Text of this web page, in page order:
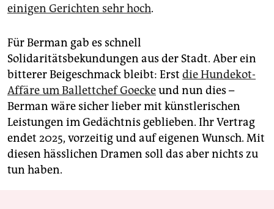
einigen Gerichten sehr hoch.
Für Berman gab es schnell
Solidaritätsbekundungen aus der Stadt. Aber ein
bitterer Beigeschmack bleibt: Erst die Hundekot-
Affäre um Ballettchef Goeckeund nun dies –
Berman wäre sicher lieber mit künstlerischen
Leistungen im Gedächtnis geblieben. Ihr Vertrag
endet 2025, vorzeitig und auf eigenen Wunsch. Mit
diesen hässlichen Dramen soll das aber nichts zu
tun haben.